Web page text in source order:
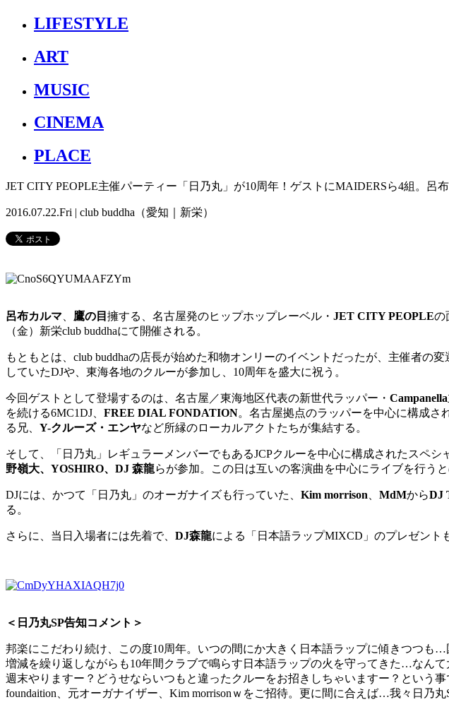
LIFESTYLE
ART
MUSIC
CINEMA
PLACE
JET CITY PEOPLE主催パーティー「日乃丸」が10周年！ゲストにMAIDERSら4組。呂
2016.07.22.Fri | club buddha（愛知｜新栄）
呂布カルマ 鷹の目 擁する、名古屋発のヒップホップレーベル・ JET CITY PEOPLEの
（金）新栄club buddhaにて開催される。
もともとは、club buddhaの店長が始めた和物オンリーのイベントだったが、主催者の
していたDJや、東海各地のクルーが参加し、10周年を盛大に祝う。
今回ゲストとして登場するのは、名古屋／東海地区代表の新世代ラッパー・ Campanella
を続ける6MC1DJ、 FREE DIAL FONDATION。名古屋拠点のラッパーを中心に構成さ
る兄、 Y-クルーズ・エンヤなど所縁のローカルアクトたちが集結する。
そして、「日乃丸」レギュラーメンバーでもあるJCPクルーを中心に構成されたスペシ
野嶺大、YOSHIRO、DJ 森龍らが参加。この日は互いの客演曲を中心にライブを行うと
DJには、かつて「日乃丸」のオーガナイズも行っていた、 Kim morrison MdMからDJ
る。
さらに、当日入場者には先着で、 DJ森龍による「日本語ラップMIXCD」のプレゼント
＜日乃丸SP告知コメント＞
邦楽にこだわり続け、この度10周年。いつの間にか大きく日本語ラップに傾きつつ
増減を繰り返しながらも10年間クラブで鳴らす日本語ラップの火を守ってきた…なん
週末やりますー？どうせならいつもと違ったクルーをお招きしちゃいますー？という
foundaition、元オーガナイザー、Kim morrisonｗをご招待。更に間に合えば…我々日乃